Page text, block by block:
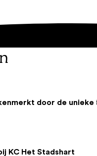
door de
KC Het Stadshart